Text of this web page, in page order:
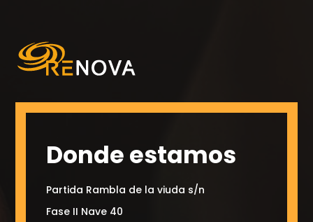
Donde estamos
Partida Rambla de la viuda s/n
Fase II Nave 40